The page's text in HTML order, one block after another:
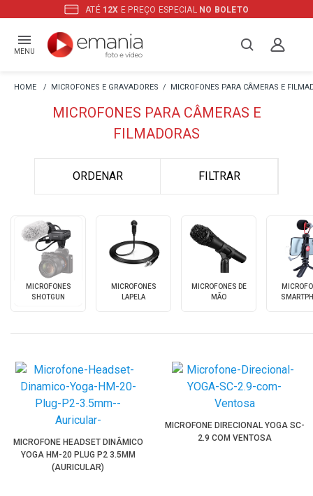
ATÉ 12X E PREÇO ESPECIAL NO BOLETO
MENU
MICROFONES E GRAVADORES MICROFONES PARA CÂMERAS E
MICROFONES PARA CÂMERAS E
FILMADORAS
ORDENAR FILTRAR
MICROFONES
SHOTGUN
MICROFONES
LAPELA
MICROFONES DE
MÃO
MICROFONE HEADSET DINÂMICO
YOGA HM-20 PLUG P2 3.5MM
(AURICULAR)
MICROFONE DIRECIONAL YOGA SC-
2.9 COM VENTOSA